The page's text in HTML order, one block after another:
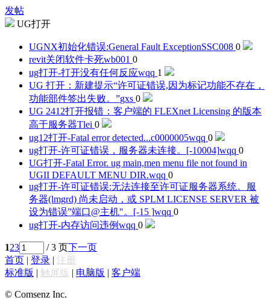
发帖
UG打开
UGNX初始化错误:General Fault ExceptionSSC008 0
revit关闭软件卡死wb001 0
ug打开-打开没有任何反应wqq 1
UG 打开：新建提示“许可证错误,因为标记功能不存在，
功能部件签出失败。”gxs 0
UG 2412打开报错：客户端的 FLEXnet Licensing 的版本
高于服务器Tlei 0
ug12打开-Fatal error detected...c0000005wqq 0
ug打开-许可证错误，服务器未连接。[-10004]wqq 0
UG打开-Fatal Error. ug main,men menu file not found in
UGII DEFAULT MENU DIR.wqq 0
ug打开-许可证错误:无法连接至许可证服务器系统。服
务器(lmgrd) 尚未启动，或 SPLM LICENSE SERVER 被
设为错误”端口@主机"。[-15 ]wqq 0
ug打开-内存访问违例wqq 0
123 / 3 页下一页
首页 | 登录 | 注册
标准版 | 触屏版 | 电脑版 | 客户端
© Comsenz Inc.